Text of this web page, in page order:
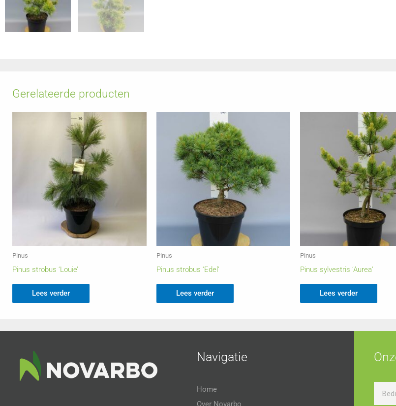
Gerelateerde producten
Pinus
Pinus strobus ‘Louie’
Lees verder
Pinus
Pinus strobus ‘Edel’
Lees verder
Pinus
Pinus sylvestris ‘Aurea’
Lees verder
Navigatie
Home
Over Novarbo